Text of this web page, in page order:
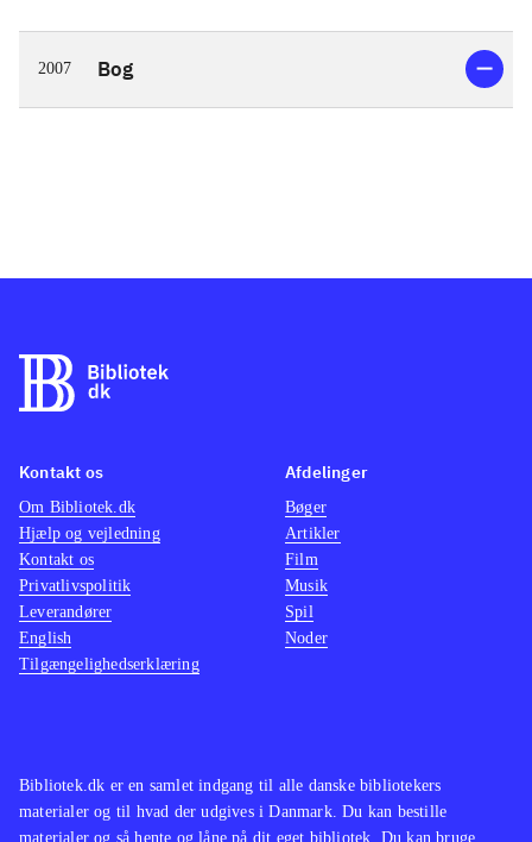
2007 Bog
Bibliotek.dk er en samlet indgang til alle danske bibliotekers
materialer og til hvad der udgives i Danmark. Du kan bestille
materialer og så hente og låne på dit eget bibliotek. Du kan bruge
Kontakt os
Om Bibliotek.dk
Hjælp og vejledning
Kontakt os
Privatlivspolitik
Leverandører
English
Tilgængelighedserklæring
Afdelinger
Bøger
Artikler
Film
Musik
Spil
Noder